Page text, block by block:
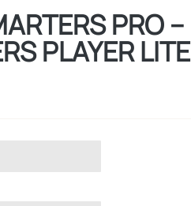
PRO –
PLAYER LITE